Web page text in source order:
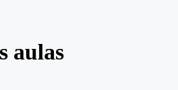
aulas